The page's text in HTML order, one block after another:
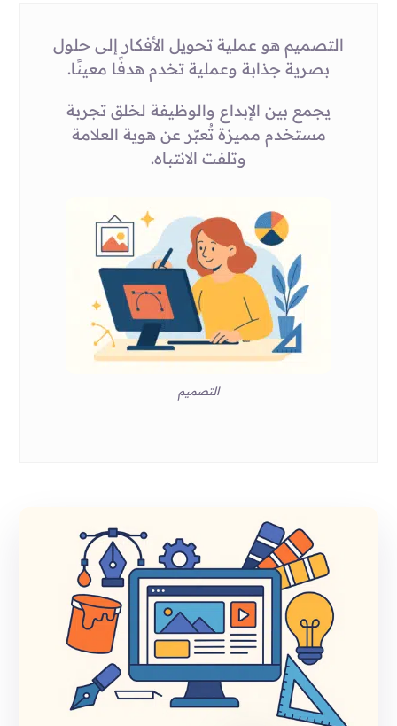
التصميم هو عملية تحويل الأفكار إلى حلول
بصرية جذابة وعملية تخدم هدفًا معينًا.
يجمع بين الإبداع والوظيفة لخلق تجربة
مستخدم مميزة تُعبّر عن هوية العلامة
وتلفت الانتباه.
التصميم